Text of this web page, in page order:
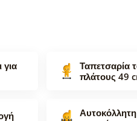
Ταπετσαρία
πλάτους 49